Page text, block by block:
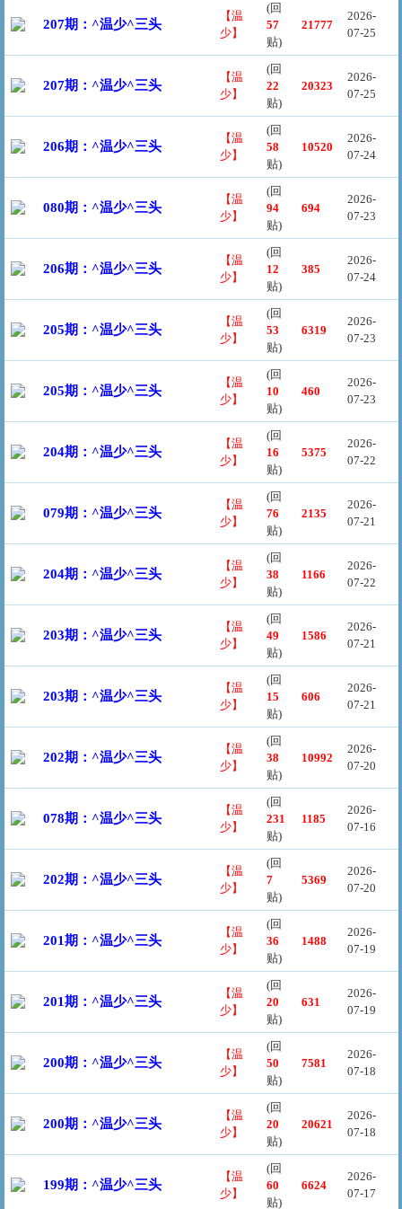
207期：^温少^三头
【温
少】
(回
57
贴)
21777
2026-
07-25
207期：^温少^三头
【温
少】
(回
22
贴)
20323
2026-
07-25
206期：^温少^三头
【温
少】
(回
58
贴)
10520
2026-
07-24
080期：^温少^三头
【温
少】
(回
94
贴)
694
2026-
07-23
206期：^温少^三头
【温
少】
(回
12
贴)
385
2026-
07-24
205期：^温少^三头
【温
少】
(回
53
贴)
6319
2026-
07-23
205期：^温少^三头
【温
少】
(回
10
贴)
460
2026-
07-23
204期：^温少^三头
【温
少】
(回
16
贴)
5375
2026-
07-22
079期：^温少^三头
【温
少】
(回
76
贴)
2135
2026-
07-21
204期：^温少^三头
【温
少】
(回
38
贴)
1166
2026-
07-22
203期：^温少^三头
【温
少】
(回
49
贴)
1586
2026-
07-21
203期：^温少^三头
【温
少】
(回
15
贴)
606
2026-
07-21
202期：^温少^三头
【温
少】
(回
38
贴)
10992
2026-
07-20
078期：^温少^三头
【温
少】
(回
231
贴)
1185
2026-
07-16
202期：^温少^三头
【温
少】
(回
7
贴)
5369
2026-
07-20
201期：^温少^三头
【温
少】
(回
36
贴)
1488
2026-
07-19
201期：^温少^三头
【温
少】
(回
20
贴)
631
2026-
07-19
200期：^温少^三头
【温
少】
(回
50
贴)
7581
2026-
07-18
200期：^温少^三头
【温
少】
(回
20
贴)
20621
2026-
07-18
199期：^温少^三头
【温
少】
(回
60
贴)
6624
2026-
07-17